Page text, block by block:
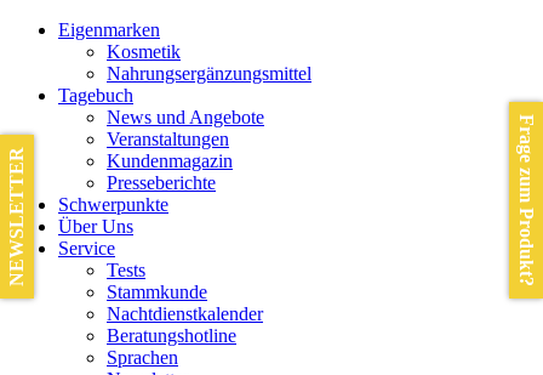
Eigenmarken
Kosmetik
Nahrungsergänzungsmittel
Tagebuch
News und Angebote
Veranstaltungen
Kundenmagazin
Presseberichte
Schwerpunkte
Über Uns
Service
Tests
Stammkunde
Nachtdienstkalender
Beratungshotline
Sprachen
Frage zum Produkt?
NEWSLETTER